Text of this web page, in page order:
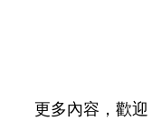
更多內容，歡迎